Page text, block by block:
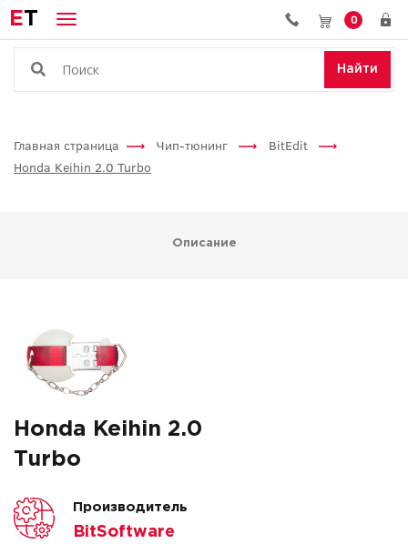
ET 0
Найти
Главная страница Чип-тюнинг
BitEdit
Honda Keihin 2.0 Turbo
Описание
Honda Keihin 2.0
Turbo
Производитель
BitSoftware